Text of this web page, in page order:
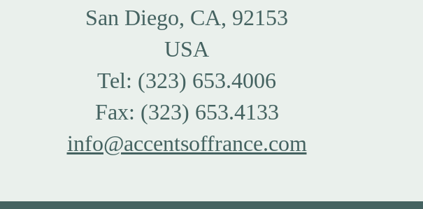
San Diego, CA, 92153
USA
Tel: (323) 653.4006
Fax: (323) 653.4133
info@accentsoffrance.com